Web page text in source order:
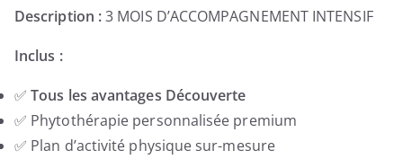
Description :3 MOIS D’ACCOMPAGNEMENT INTENSIF
Inclus :
✅Tous les avantages Découverte
✅ Phytothérapie personnalisée premium
✅ Plan d’activité physique sur-mesure